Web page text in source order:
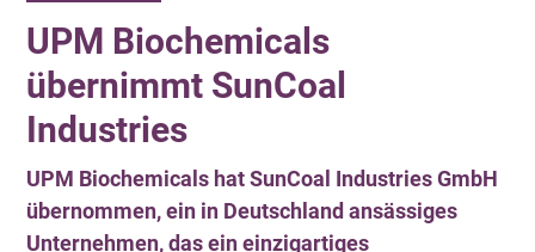
UPM Biochemicals
übernimmt SunCoal
Industries
UPM Biochemicals hat SunCoal Industries GmbH
übernommen, ein in Deutschland ansässiges
Unternehmen, das ein einzigartiges